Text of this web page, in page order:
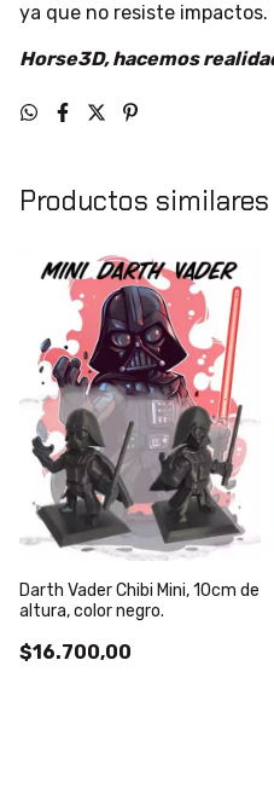
ya que no resiste impactos.
Horse3D, hacemos
Productos similares
Darth Vader Chibi Mini, 10cm de
altura, color negro.
$16.700,00